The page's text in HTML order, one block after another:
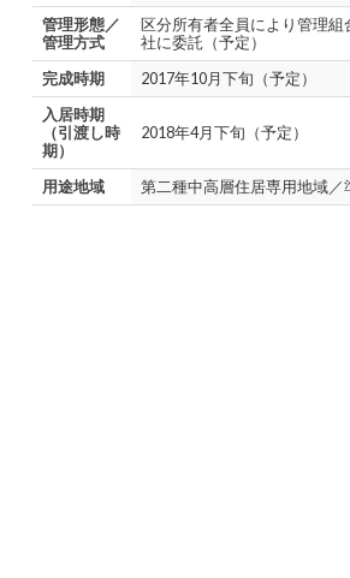
管理形態／
管理方式
区分所有者全員により管理組
社に委託（予定）
完成時期
2017年10月下旬（予定）
入居時期
（引渡し時
期）
2018年4月下旬（予定）
用途地域 第二種中高層住居専用地域／